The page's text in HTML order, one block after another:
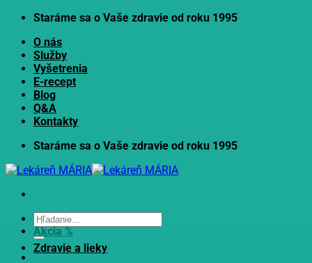
Skip
content
Staráme sa o Vaše zdravie od roku 1995
O nás
Služby
Vyšetrenia
E-recept
Blog
Q&A
Kontakty
Staráme sa o Vaše zdravie od roku 1995
Hľadať:
Akcia %
Zdravie a lieky